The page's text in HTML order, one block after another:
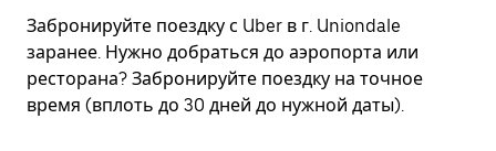
Забронируйте поездку с Uber в г. Uniondale
заранее. Нужно добраться до аэропорта или
ресторана? Забронируйте поездку на точное
время (вплоть до 30 дней до нужной даты).